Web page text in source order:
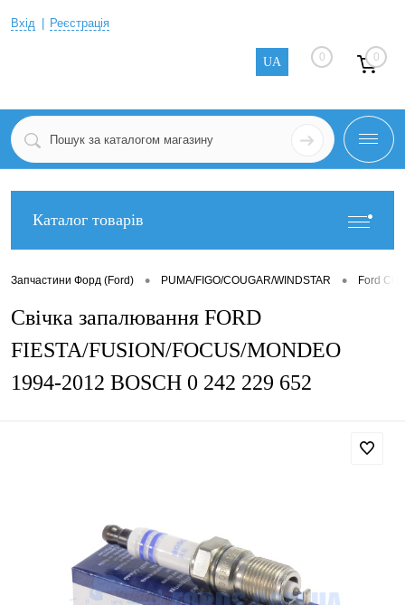
Вхід Реєстрація
UA 0 0
Каталог товарів
Запчастини Форд (Ford) • PUMA/FIGO/COUGAR/WINDSTAR • Ford
Свічка запалювання FORD
FIESTA/FUSION/FOCUS/MONDEO
1994-2012 BOSCH 0 242 229 652